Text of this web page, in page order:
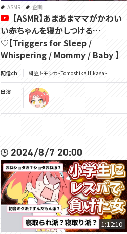
ASMR 企画
【ASMR】あまあまママがかわい
い赤ちゃんを寝かしつける…
♡【Triggers for Sleep /
Whispering / Mommy / Baby 】
配信ch 緋笠トモシカ - Tomoshika Hikasa -
出演
2024/8/7 20:00
1:12:10